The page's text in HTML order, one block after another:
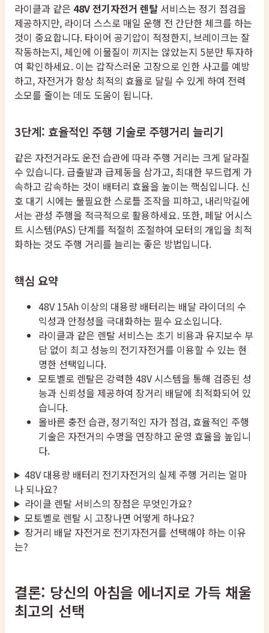
라이클과 같은 48V 전기자전거 렌탈 서비스는 정기 점검을
제공하지만, 라이더 스스로 매일 운행 전 간단한 체크를 하는
것이 중요합니다. 타이어 공기압이 적정한지, 브레이크는 잘
작동하는지, 체인에 이물질이 끼지는 않았는지 5분만 투자하
여 확인하세요. 이는 갑작스러운 고장으로 인한 사고를 예방
하고, 자전거가 항상 최적의 효율로 달릴 수 있게 하여 전력
소모를 줄이는 데도 도움이 됩니다.
3단계: 효율적인 주행 기술로 주행거리 늘리기
같은 자전거라도 운전 습관에 따라 주행 거리는 크게 달라질
수 있습니다. 급출발과 급제동을 삼가고, 최대한 부드럽게 가
속하고 감속하는 것이 배터리 효율을 높이는 핵심입니다. 신
호 대기 시에는 불필요한 스로틀 조작을 피하고, 내리막길에
서는 관성 주행을 적극적으로 활용하세요. 또한, 페달 어시스
트 시스템(PAS) 단계를 적절히 조절하여 모터의 개입을 최적
화하는 것도 주행 거리를 늘리는 좋은 방법입니다.
핵심 요약
48V 15Ah 이상의 대용량 배터리는 배달 라이더의 수
익성과 안정성을 극대화하는 필수 요소입니다.
라이클과 같은 렌탈 서비스는 초기 비용과 유지보수 부
담 없이 최고 성능의 전기자전거를 이용할 수 있는 현
명한 선택입니다.
모토벨로 렌탈은 강력한 48V 시스템을 통해 검증된 성
능과 신뢰성을 제공하여 장거리 배달에 최적화되어 있
습니다.
올바른 충전 습관, 정기적인 자가 점검, 효율적인 주행
기술은 자전거의 수명을 연장하고 운영 효율을 높입니
다.
48V 대용량 배터리 전기자전거의 실제 주행 거리는 얼마
나 되나요?
라이클 렌탈 서비스의 장점은 무엇인가요?
모토벨로 렌탈 시 고장나면 어떻게 하나요?
장거리 배달 자전거로 전기자전거를 선택해야 하는 이유
는?
결론: 당신의 아침을 에너지로 가득 채울
최고의 선택